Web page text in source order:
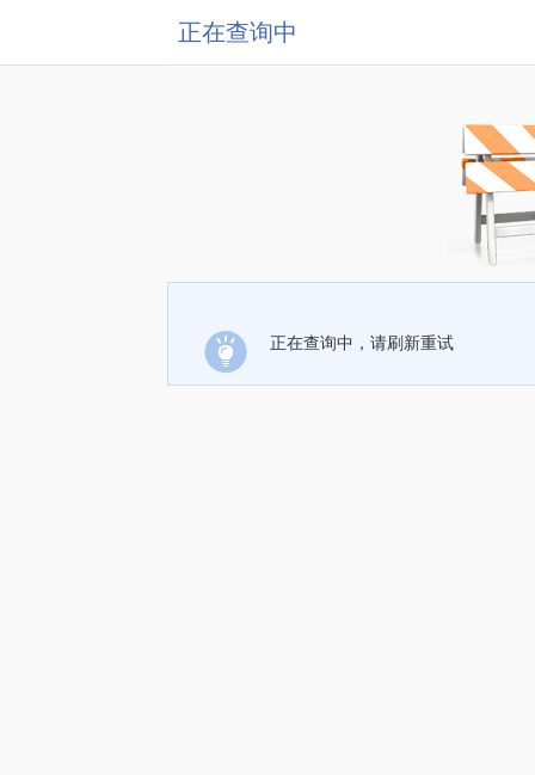
正在查询中
正在查询中，请刷新重试